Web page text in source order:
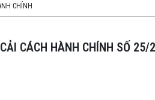
CHÍNH
CẢI CÁCH HÀNH CHÍNH SỐ